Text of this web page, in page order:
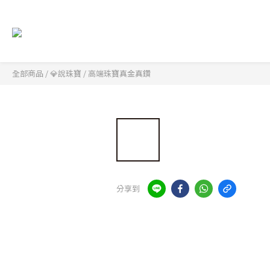
全部商品 /💎說珠寶 / 高端珠寶真金真鑽
分享到